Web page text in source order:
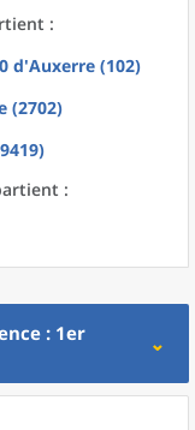
:
d'Auxerre (102)
(2702)
:
: 1er